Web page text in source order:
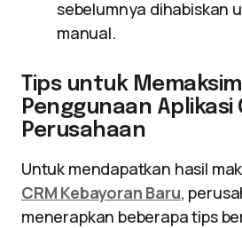
sebelumnya dihabiskan
manual.
Tips untuk
Penggunaan Aplikasi
Perusahaan
Untuk mendapatkan hasil
CRM Kebayoran Baru,
menerapkan beberapa tips